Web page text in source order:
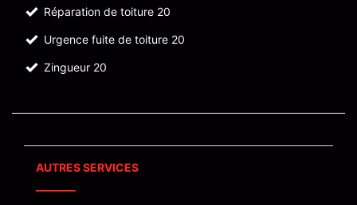
Réparation de toiture 20
Urgence fuite de toiture 20
Zingueur 20
AUTRES SERVICES